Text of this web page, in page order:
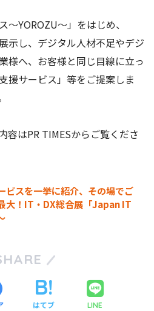
YOROZU～」をはじめ、
示し、デジタル人材不足やデジ
様へ、お客様と同じ目線に立っ
援サービス」等をご提案しま
容はPR TIMESからご覧くださ
ビスを一挙に紹介、その場でご
大！IT・DX総合展「Japan IT
はてブ LINE